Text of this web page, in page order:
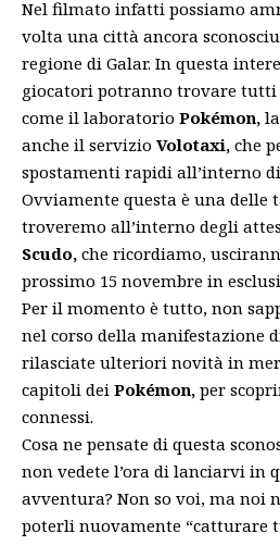
Nel filmato infatti possiamo
volta una città ancora
regione di Galar. In questa
giocatori potranno trovare tutti
come il laboratorio Pokémon,
anche il servizio Volotaxi, che
spostamenti rapidi all’interno
Ovviamente questa è una delle
troveremo all’interno degli
Scudo, che ricordiamo,
prossimo 15 novembre in
Per il momento è tutto, non
nel corso della manifestazione
rilasciate ulteriori novità in
capitoli dei Pokémon, per
connessi.
Cosa ne pensate di questa
non vedete l’ora di lanciarvi in
avventura? Non so voi, ma noi
poterli nuovamente “catturare